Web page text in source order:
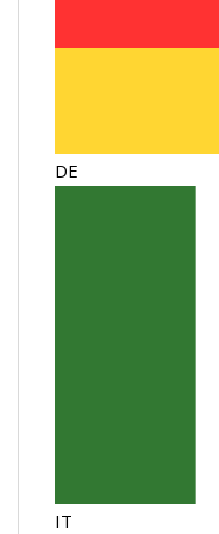
DE
IT